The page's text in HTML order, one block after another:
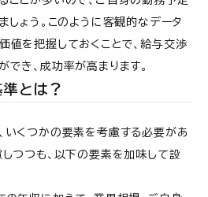
しょう。このように客観的なデータ
値を把握しておくことで、給与交渉
き、成功率が高まります。
とは？
いくつかの要素を考慮する必要があ
つつも、以下の要素を加味して設